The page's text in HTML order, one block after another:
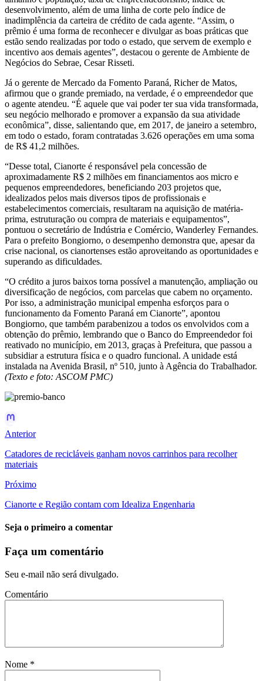
desenvolvimento, além de uma linha de corte pelo índice de
inadimplência da carteira de crédito de cada agente. “Assim, o
prêmio é uma forma de reconhecer e divulgar as boas práticas que
estão sendo realizadas por todo o estado, que servem de exemplo e
incentivo aos demais agentes”, destacou o gerente de Ambiente de
Negócios do Sebrae, Cesar Risseti.
Já o gerente de Mercado da Fomento Paraná, Richer de Matos,
afirmou que o grande premiado, na verdade, é o empreendedor que
o agente atendeu. “É aquele que vai poder ter sua vida transformada,
seu negócio melhorado e promover a expansão da sua atividade
econômica”, disse, salientando que, em 2017, de janeiro a setembro,
em todo o estado, foram contratadas 3.626 operações em uma soma
de R$ 41,2 milhões.
“Desse total, Cianorte é responsável pela concessão de
aproximadamente R$ 2 milhões em financiamentos aos micro e
pequenos empreendedores, beneficiando 203 projetos que,
idealizados pelos mais diversos tipos de profissionais e
estabelecimentos comerciais, resultaram na aquisição de matéria-
prima, estruturação ou compra de materiais e equipamentos”,
pontuou o secretário de Indústria e Comércio, Wanderley Fernandes.
Para o prefeito Bongiorno, o desempenho demonstra que, apesar da
crise nacional, os cianortenses estão aproveitando as oportunidades e
superando as dificuldades.
“O crédito a juros baixos torna possível a manutenção, ampliação ou
diversificação de negócios, com parcelas que cabem no orçamento.
Por isso, a administração municipal empenha esforços para o
funcionamento da Fomento Paraná em Cianorte”, apontou
Bongiorno, que também parabenizou a todos os envolvidos com a
obtenção do prêmio, lembrando que o Banco do Empreendedor foi
reativado no município, em 2013, graças à Prefeitura, que passou a
subsidiar a estrutura física e o quadro funcional. A unidade está
instalada na Avenida Brasil, nº 510, junto à Agência do Trabalhador.
(Texto e foto: ASCOM PMC)
Anterior
Catadores de recicláveis ganham novos carrinhos para recolher
materiais
Próximo
Cianorte e Região contam com Idealiza Engenharia
Seja o primeiro a comentar
Faça um comentário
Seu e-mail não será divulgado.
Comentário
Nome *